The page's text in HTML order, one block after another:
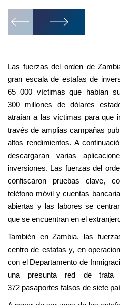
Las fuerzas del orden de
gran escala de estafas de
65 000 víctimas que habían
300 millones de dólares
atraían a las víctimas para que
través de amplias campañas
altos rendimientos. A
descargaran varias
inversiones. Las fuerzas del
confiscaron pruebas clave,
teléfono móvil y cuentas
abiertas y las labores se
que se encuentran en el
También en Zambia, las
centro de estafas y, en
con el Departamento de
una presunta red de trata
372 pasaportes falsos de siete